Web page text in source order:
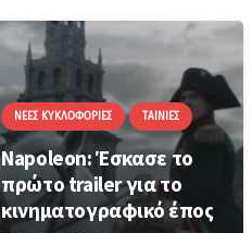
ΝΈΕΣ ΚΥΚΛΟΦΟΡΊΕΣ ΤΑΙΝΊΕΣ
Napoleon: Έσκασε το
πρώτο trailer για το
κινηματογραφικό έπος